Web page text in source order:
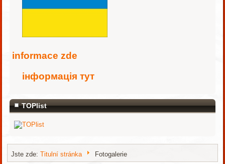
informace zde
інформація тут
TOPlist
Jste zde:Titulní stránka Fotogalerie